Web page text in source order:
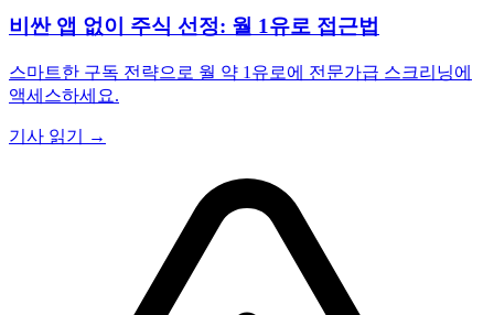
비싼 앱 없이 주식 선정: 월 1유로 접근법
스마트한 구독 전략으로 월 약 1유로에 전문가급 스크리닝에
액세스하세요.
기사 읽기 →